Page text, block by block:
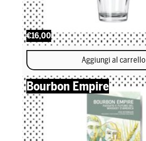
€16,00
Aggiungi al carrello
Bourbon Empire